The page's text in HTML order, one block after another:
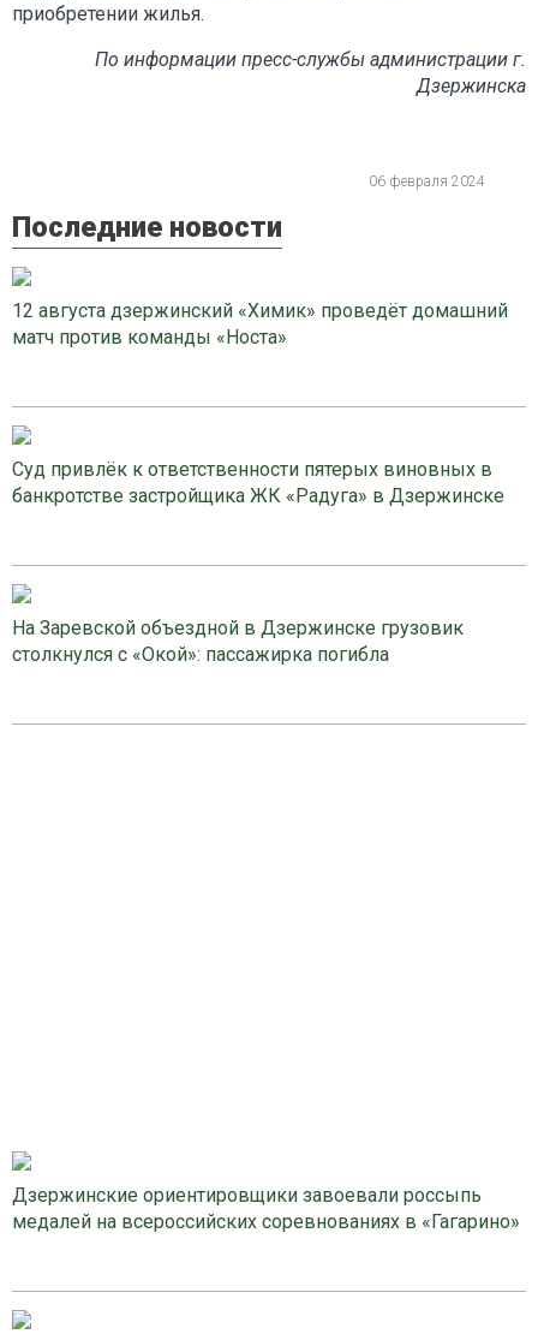
приобретении жилья.
По информации пресс-службы администрации г.
Дзержинска
06 февраля 2024
Последние новости
12 августа дзержинский «Химик» проведёт домашний
матч против команды «Носта»
Суд привлёк к ответственности пятерых виновных в
банкротстве застройщика ЖК «Радуга» в Дзержинске
На Заревской объездной в Дзержинске грузовик
столкнулся с «Окой»: пассажирка погибла
Дзержинские ориентировщики завоевали россыпь
медалей на всероссийских соревнованиях в «Гагарино»